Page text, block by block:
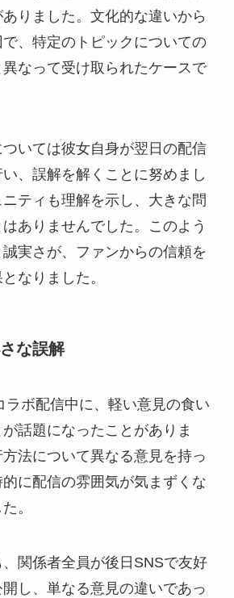
りました。文化的な違いから
、特定のトピックについての
なって受け取られたケースで
いては彼女自身が翌日の配信
、誤解を解くことに努めまし
ティも理解を示し、大きな問
ありませんでした。このよう
実さが、ファンからの信頼を
なりました。
な誤解
ラボ配信中に、軽い意見の食い
話題になったことがありま
法について異なる意見を持っ
に配信の雰囲気が気まずくな
。
関係者全員が後日SNSで友好
し、単なる意見の違いであっ